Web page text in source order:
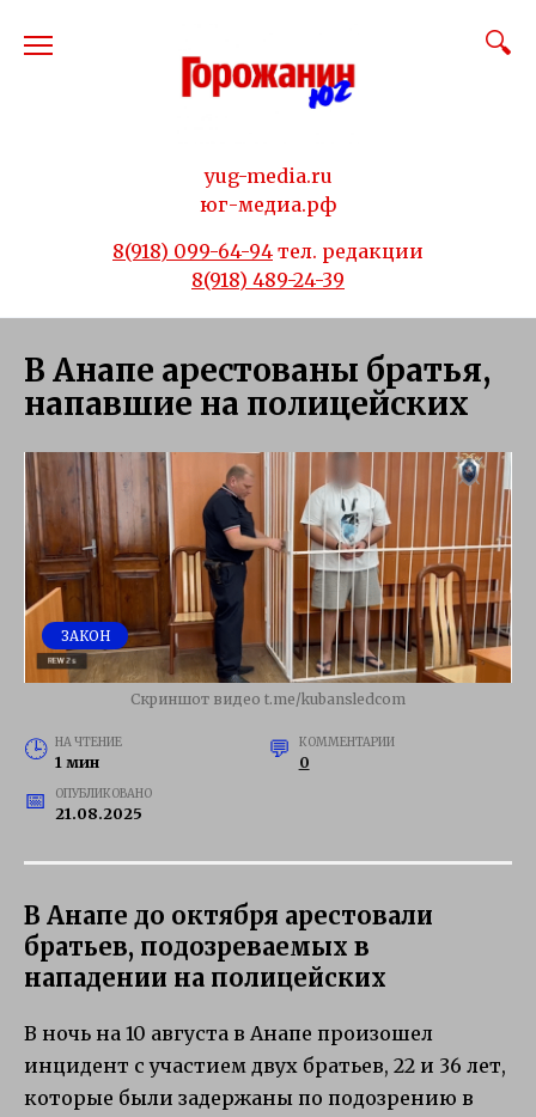
yug-media.ru
юг-медиа.рф
8(918) 099-64-94 тел. редакции
8(918) 489-24-39
В Анапе арестованы братья,
напавшие на полицейских
ЗАКОН
Скриншот видео t.me/kubansledcom
НА ЧТЕНИЕ
1 мин
КОММЕНТАРИИ
0
ОПУБЛИКОВАНО
21.08.2025
В Анапе до октября арестовали
братьев, подозреваемых в
нападении на полицейских
В ночь на 10 августа в Анапе произошел
инцидент с участием двух братьев, 22 и 36 лет,
которые были задержаны по подозрению в